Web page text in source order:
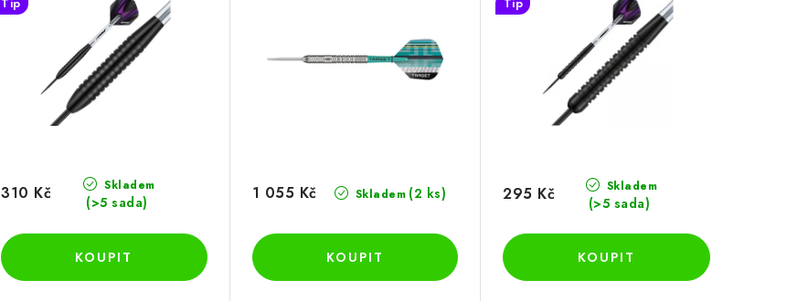
r
o
k
t
ů
Skladem
(>5 sada)
310 Kč Skladem (2 ks)
1 055 Kč Skladem
(>5 sada)
295 Kč